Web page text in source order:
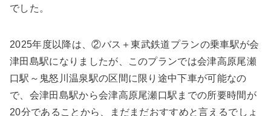
でした。
2025年度以降は、②バス＋東武鉄道プランの乗車駅が会
津田島駅になりましたが、このプランでは会津高原尾瀬
口駅～鬼怒川温泉駅の区間に限り途中下車が可能なの
で、会津田島駅から会津高原尾瀬口駅までの所要時間が
20分であることから、まだまだおすすめと言えるでしょ